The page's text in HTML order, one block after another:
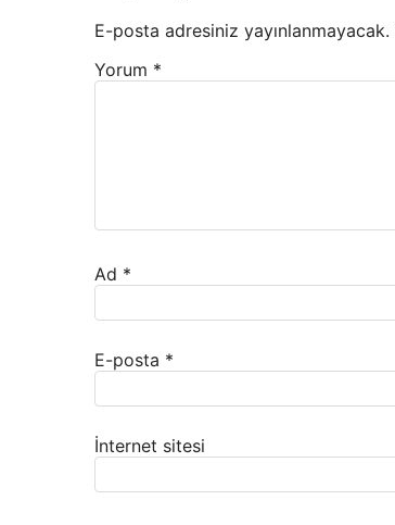
E-posta adresiniz yayınlanmayacak.
Yorum *
Ad *
E-posta *
İnternet sitesi